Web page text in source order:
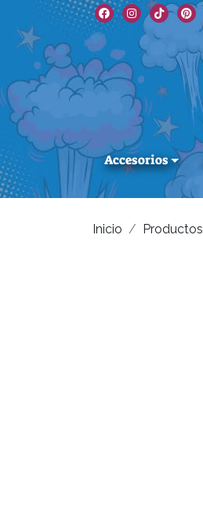
Accesorios
Inicio Productos